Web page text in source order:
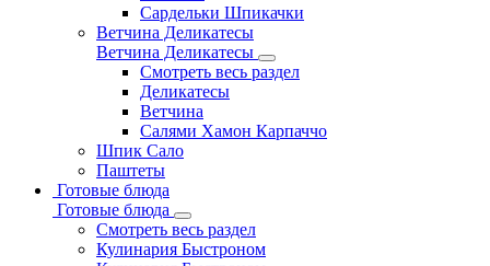
Сардельки Шпикачки
Ветчина Деликатесы
Ветчина Деликатесы
Смотреть весь раздел
Деликатесы
Ветчина
Салями Хамон Карпаччо
Шпик Сало
Паштеты
Готовые блюда
Готовые блюда
Смотреть весь раздел
Кулинария Быстроном